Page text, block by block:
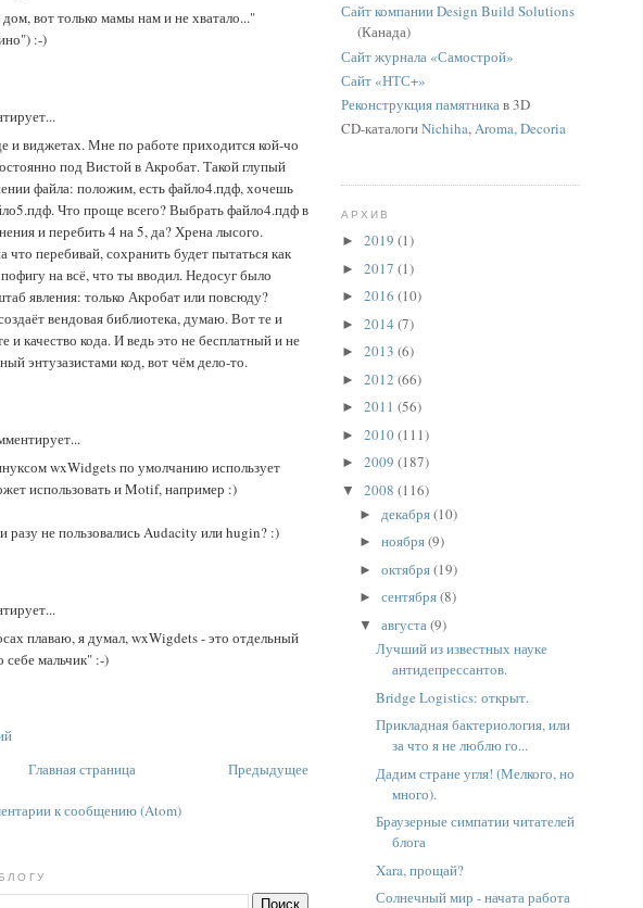
вот только мамы нам и не хватало..."
:-)
и виджетах. Мне по работе приходится кой-чо
под Вистой в Акробат. Такой глупый
файла: положим, есть файло4.пдф, хочешь
Что проще всего? Выбрать файло4.пдф в
и перебить 4 на 5, да? Хрена лысого.
что перебивай, сохранить будет пытаться как
на всё, что ты вводил. Недосуг было
явления: только Акробат или повсюду?
вендовая библиотека, думаю. Вот те и
и качество кода. И ведь это не бесплатный и не
энтузазистами код, вот чём дело-то.
wxWidgets по умолчанию использует
использовать и Motif, например :)
не пользовались Audacity или hugin? :)
плаваю, я думал, wxWigdets - это отдельный
себе мальчик" :-)
Предыдущее
Главная страница
к сообщению (Atom)
Сайт компании Design Build Solutions
(Канада)
Сайт журнала «Самострой»
Сайт «НТС+»
Реконструкция памятникав 3D
CD-каталогиNichiha,Aroma, Decoria
АРХИВ
► 2019 (1)
► 2017 (1)
► 2016 (10)
► 2014 (7)
► 2013 (6)
► 2012 (66)
► 2011 (56)
► 2010(111)
► 2009 (187)
▼ 2008 (116)
► декабря(10)
► ноября(9)
► октября(19)
► сентября(8)
▼ августа(9)
Лучший из известных науке
антидепрессантов.
Bridge Logistics: открыт.
Прикладная бактериология, или
за что я не люблю го...
Дадим стране угля! (Мелкого, но
много).
Браузерные симпатии читателей
блога
Xara, прощай?
Солнечный мир - начата работа